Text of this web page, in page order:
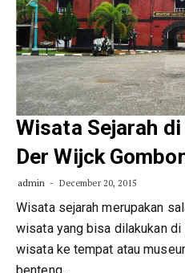
Wisata Sejarah
Der Wijck
admin December 20, 2015
Wisata sejarah merupakan
wisata yang bisa dilakukan di
wisata ke tempat atau